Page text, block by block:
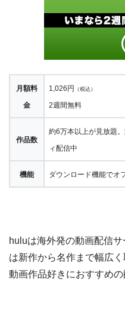
月額料
金
1,026円 （税込）
2週間無料
作品数
約6万本以上が見放題
ィ配信中
機能 ダウンロード機能でオ
huluは海外発の動画配信
は新作から名作まで幅広
動画作品好きにおすすめの